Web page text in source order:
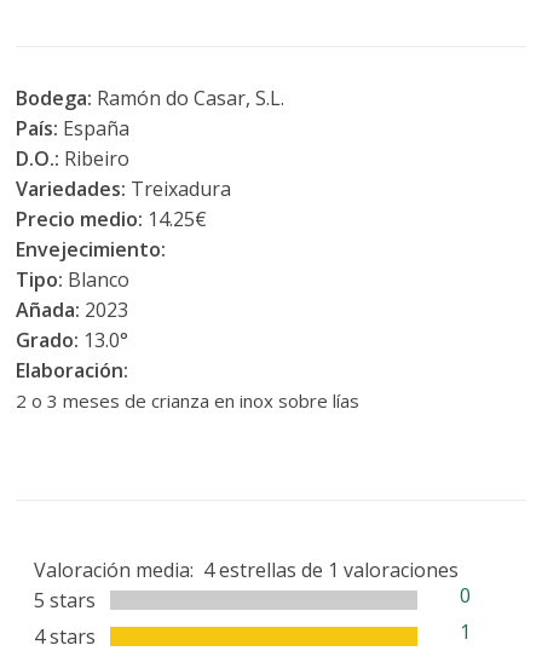
Bodega: Ramón do Casar, S.L.
País: España
D.O.: Ribeiro
Variedades: Treixadura
Precio medio: 14.25€
Envejecimiento:
Tipo: Blanco
Añada: 2023
Grado: 13.0°
Elaboración:
2 o 3 meses de crianza en inox sobre lías
Valoración media:
5 stars
0
4 stars
1
4estrellas de 1 valoraciones